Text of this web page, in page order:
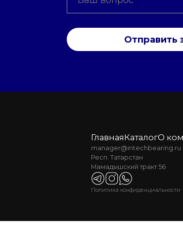
Отправить
ГлавнаяКаталогО
manager@intechbearing.ru
Респ. Татарстан
Мамадышский тракт 56
Политика конфиденциальности